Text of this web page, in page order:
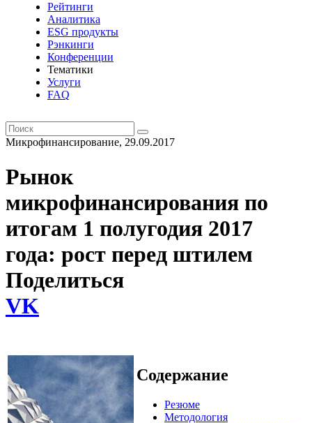
Рейтинги
Аналитика
ESG продукты
Рэнкинги
Конференции
Тематики
Услуги
FAQ
Микрофинансирование, 29.09.2017
Рынок
микрофинансирования по
итогам 1 полугодия 2017
года: рост перед штилем
Поделиться
VK
Содержание
Резюме
Методология